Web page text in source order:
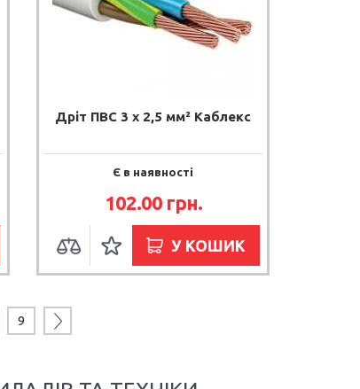
Дріт ПВС 3 х 2,5 мм² Каблекс
Є в наявності
102.00 грн.
У КОШИК
9